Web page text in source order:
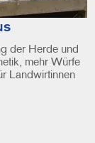
der Herde und
mehr Würfe
Landwirtinnen